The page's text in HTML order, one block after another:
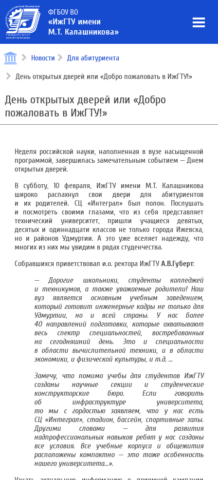
ФГБОУ ВО
«ИжГТУ имени
М.Т. Калашникова»
Новости Для абитуриента
День открытых дверей или «Добро пожаловать в ИжГТУ!»
День открытых дверей или «Добро
пожаловать в ИжГТУ!»
Неделя российской науки, наполненная в вузе насыщенной
программой, завершилась замечательным событием — Днем
открытых дверей.
В субботу, 10 февраля, ИжГТУ имени М.Т. Калашникова
широко распахнул свои двери для абитуриентов
и их родителей. СЦ «Интеграл» был полон. Послушать
и посмотреть своими глазами, что из себя представляет
технический университет, пришли учащиеся девятых,
десятых и одиннадцати классов не только города Ижевска,
но и районов Удмуртии. А это уже вселяет надежду, что
многих из них мы увидим в рядах студенчества.
Собравшихся приветствовал и.о. ректора ИжГТУ А.В.Губерт:
— Дорогие школьники, студенты колледжей
и техникумов, а также уважаемые родители! Наш
вуз является основным учебным заведением,
который готовит инженерные кадры не только для
Удмуртии, но и всей страны. У нас более
40 направлений подготовки, которые охватывают
весь спектр специальностей, востребованных
на сегодняшний день. Это и специальности
в области вычислительной техники, и в области
экономики, и физической культуры, и т.д. ...
Замечу, что помимо учебы для студентов ИжГТУ
созданы научные секции и студенческие
конструкторские бюро. Если говорить
об инфраструктуре университета,
то мы с гордостью заявляем, что у нас есть
СЦ «Интеграл», стадион, бассейн, спортивные залы.
Другими словами — для развития
надпрофессиональных навыков ребят у нас созданы
все условия. Все учебные корпуса и общежития
расположены компактно — это тоже особенность
нашего университета...».